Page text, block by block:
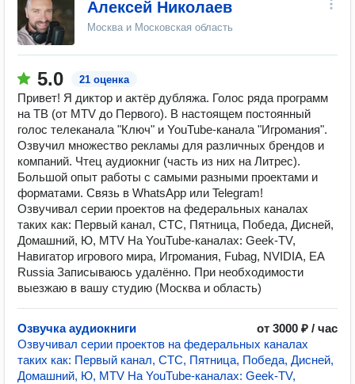
Алексей Николаев
Москва и Московская область
5.0 21 оценка
Привет! Я диктор и актёр дубляжа. Голос ряда программ
на ТВ (от MTV до Первого). В настоящем постоянный
голос телеканала "Ключ" и YouTube-канала "Игромания".
Озвучил множество рекламы для различных брендов и
компаний. Чтец аудиокниг (часть из них на Литрес).
Большой опыт работы с самыми разными проектами и
форматами. Связь в WhatsApp или Telegram!
Озвучивал серии проектов на федеральных каналах
таких как: Первый канал, СТС, Пятница, Победа, Дисней,
Домашний, Ю, MTV На YouTube-каналах: Geek-TV,
Навигатор игрового мира, Игромания, Fubag, NVIDIA, EA
Russia Записываюсь удалённо. При необходимости
выезжаю в вашу студию (Москва и область)
Озвучка аудиокниги
от 3000 ₽ / час
Озвучивал серии проектов на федеральных каналах
таких как: Первый канал, СТС, Пятница, Победа, Дисней,
Домашний, Ю, MTV На YouTube-каналах: Geek-TV,